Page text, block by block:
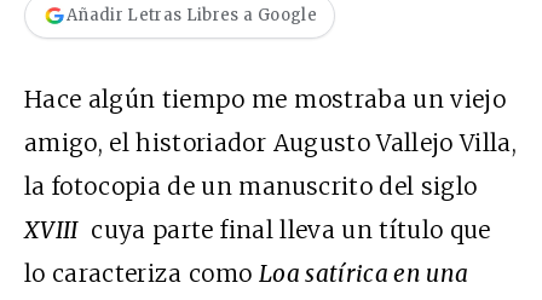
Añadir Letras Libres a Google
Hace algún tiempo me mostraba un viejo
amigo, el historiador Augusto Vallejo Villa,
la fotocopia de un manuscrito del siglo
XVIIIcuya parte final lleva un título que
lo caracteriza como Loa satírica en una